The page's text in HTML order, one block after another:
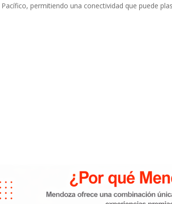
permitiendo una conectividad que puede